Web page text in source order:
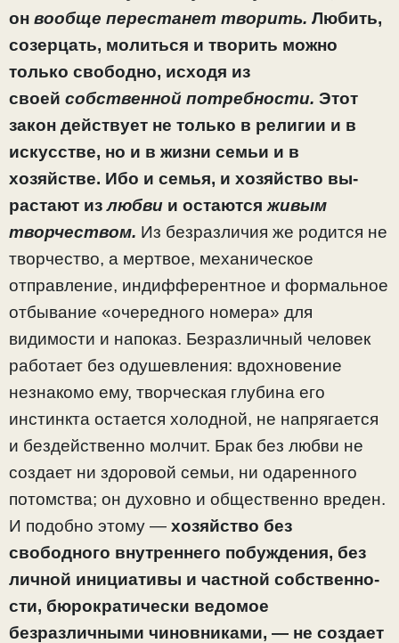
он вообще перестанет творить. Лю­бить,
созерцать, молиться и творить можно
только сво­бодно, исходя из
своей собственной потребности. Этот
закон действует не только в религии и в
искусстве, но и в жизни семьи и в
хозяйстве. Ибо и семья, и хозяйство вы­
растают излюбви и остаются живым
творчеством. Из без­различия же родится не
творчество, а мертвое, механиче­ское
отправление, индифферентное и формальное
отбыва­ние «очередного номера» для
видимости и напоказ. Без­различный человек
работает без одушевления: вдохнове­ние
незнакомо ему, творческая глубина его
инстинкта ос­тается холодной, не напрягается
и бездейственно молчит. Брак без любви не
создает ни здоровой семьи, ни одарен­ного
потомства; он духовно и общественно вреден.
И подо­бно этому — хозяйство без
свободного внутреннего по­буждения, без
личной инициативы и частной собственно­
сти, бюрократически ведомое
безразличными чиновника­ми, — не создает